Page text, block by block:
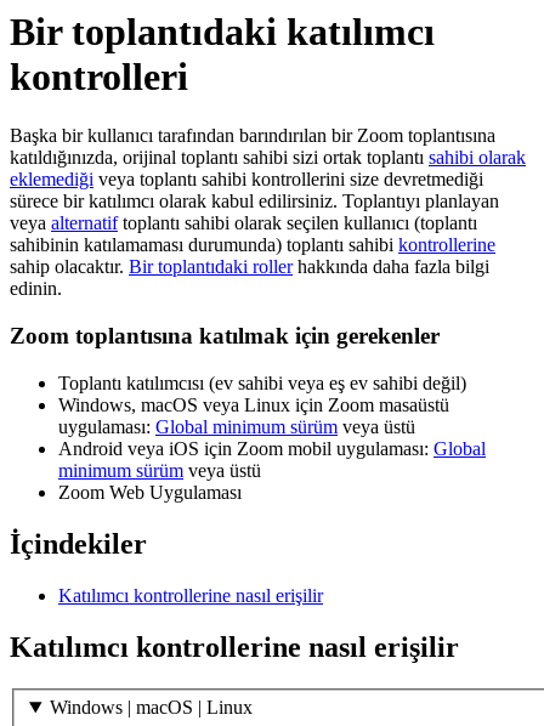
Bir toplantıdaki katılımcı
kontrolleri
Başka bir kullanıcı tarafından barındırılan bir Zoom toplantısına
katıldığınızda, orijinal toplantı sahibi sizi ortak toplantı sahibi olarak
eklemediği veya toplantı sahibi kontrollerini size devretmediği
sürece bir katılımcı olarak kabul edilirsiniz. Toplantıyı planlayan
veya alternatiftoplantı sahibi olarak seçilen kullanıcı (toplantı
sahibinin katılamaması durumunda) toplantı sahibi kontrollerine
sahip olacaktır. Bir toplantıdaki rollerhakkında daha fazla bilgi
edinin.
Zoom toplantısına katılmak için gerekenler
Toplantı katılımcısı (ev sahibi veya eş ev sahibi değil)
Windows, macOS veya Linux için Zoom masaüstü
uygulaması: Global minimum sürüm veya üstü
Android veya iOS için Zoom mobil uygulaması: Global
minimum sürüm veya üstü
Zoom Web Uygulaması
İçindekiler
Katılımcı kontrollerine nasıl erişilir
Katılımcı kontrollerine nasıl erişilir
Windows | macOS | Linux